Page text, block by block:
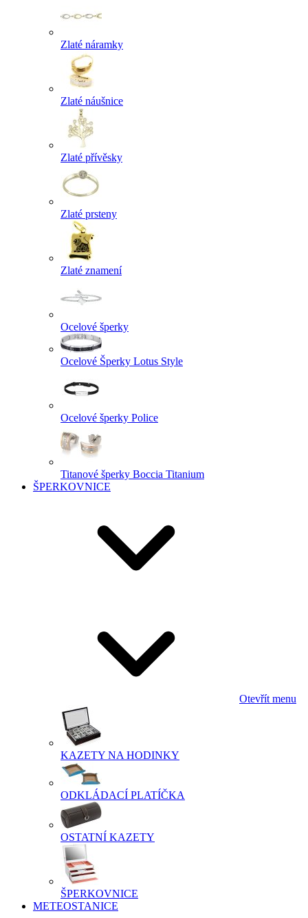
Zlaté náramky
Zlaté náušnice
Zlaté přívěsky
Zlaté prsteny
Zlaté znamení
Ocelové šperky
Ocelové Šperky Lotus Style
Ocelové šperky Police
Titanové šperky Boccia Titanium
ŠPERKOVNICE
Otevřít menu
KAZETY NA HODINKY
ODKLÁDACÍ PLATÍČKA
OSTATNÍ KAZETY
ŠPERKOVNICE
METEOSTANICE